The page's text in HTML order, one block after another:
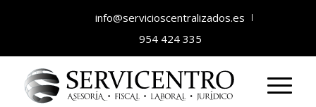
info@servicioscentralizados.es
954 424 335